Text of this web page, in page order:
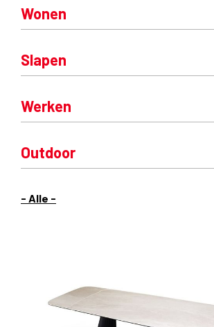
- Alle -
Wonen
Slapen
Werken
Outdoor